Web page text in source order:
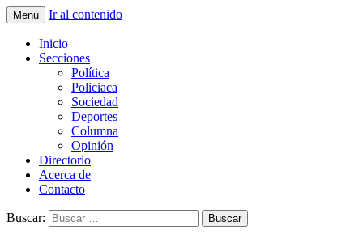
La Yunta de Tepic
Menú Ir al contenido
Inicio
Secciones
Política
Policiaca
Sociedad
Deportes
Columna
Opinión
Directorio
Acerca de
Contacto
Buscar: